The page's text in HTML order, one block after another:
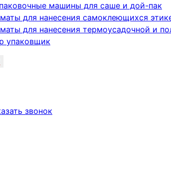
машины для саше и дой-пак
для нанесения самоклеющихся
для нанесения термоусадочной и
упаковщик
звонок